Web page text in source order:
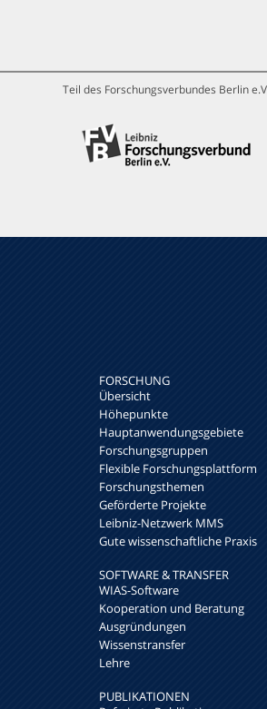
Teil des Forschungsverbundes Berlin
FORSCHUNG
Übersicht
Höhepunkte
Hauptanwendungsgebiete
Forschungsgruppen
Flexible Forschungsplattform
Forschungsthemen
Geförderte Projekte
Leibniz-Netzwerk MMS
Gute wissenschaftliche Praxis
SOFTWARE & TRANSFER
WIAS-Software
Kooperation und Beratung
Ausgründungen
Wissenstransfer
Lehre
PUBLIKATIONEN